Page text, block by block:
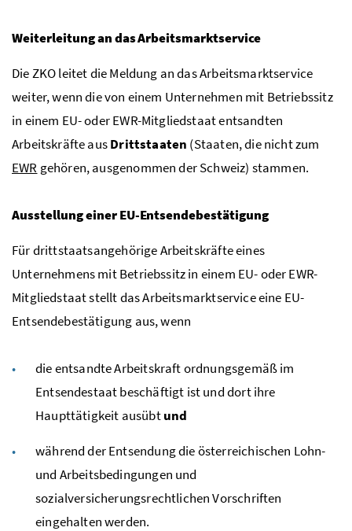
Weiterleitung an das Arbeitsmarktservice
DieZKOleitet die Meldung an das Arbeitsmarktservice
weiter, wenn die von einem Unternehmen mit Betriebssitz
in einem EU-oderEWR-Mitgliedstaat entsandten
Arbeitskräfte ausDrittstaaten (Staaten, die nicht zum
EWR gehören, ausgenommen der Schweiz) stammen.
Ausstellung einerEU-Entsendebestätigung
Für drittstaatsangehörige Arbeitskräfte eines
Unternehmens mit Betriebssitz in einem EU-oderEWR-
Mitgliedstaat stellt das Arbeitsmarktservice eine EU-
Entsendebestätigung aus, wenn
die entsandte Arbeitskraft ordnungsgemäß im
Entsendestaat beschäftigt ist und dort ihre
Haupttätigkeit ausübtund
während der Entsendung die österreichischen Lohn-
und Arbeitsbedingungen und
sozialversicherungsrechtlichen Vorschriften
eingehalten werden.